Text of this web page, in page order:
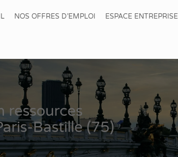
NOS OFFRES D’EMPLOI ESPACE ENTREPRISE
ressources
Bastille (75)